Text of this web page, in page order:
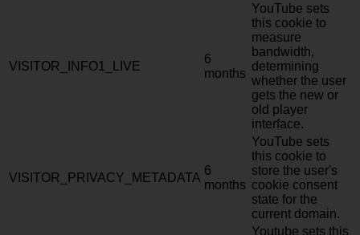
VISITOR_INFO1_LIVE
6
months
YouTube sets
this cookie to
measure
bandwidth,
determining
whether the user
gets the new or
old player
interface.
VISITOR_PRIVACY_METADATA
6
months
YouTube sets
this cookie to
store the user's
cookie consent
state for the
current domain.
Youtube sets this